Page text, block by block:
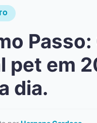
pet em
dia.